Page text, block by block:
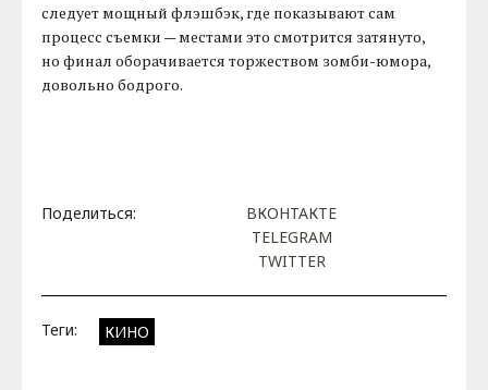
следует мощный флэшбэк, где показывают сам
процесс съемки — местами это смотрится затянуто,
но финал оборачивается торжеством зомби-юмора,
довольно бодрого.
Поделиться:
ВКОНТАКТЕ
TELEGRAM
TWITTER
Теги: КИНО